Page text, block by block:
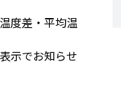
度差・平均温
示でお知らせ